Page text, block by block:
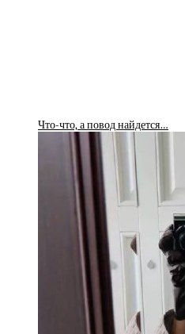
Что-что, а повод найдется…